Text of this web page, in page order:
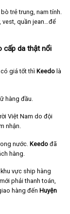
trẻ trung, nam tính.
vest, quần jean…để
cấp da thật nổi
có giá tốt thì Keedo là
hàng đầu.
Việt Nam do đội
nhận.
nước. Keedo đã
hàng.
vực ship hàng
phải thanh toán,
hàng đến Huyện